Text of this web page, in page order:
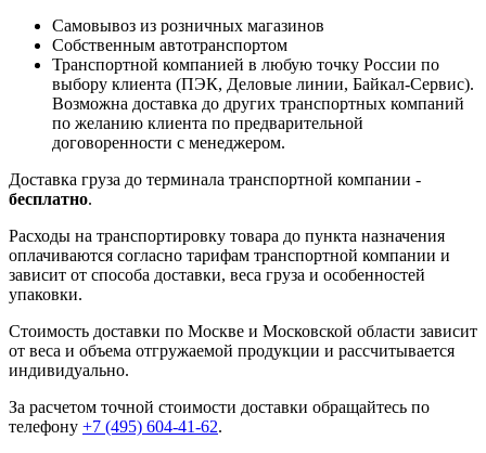
Самовывоз из розничных магазинов
Собственным автотранспортом
Транспортной компанией в любую точку России по
выбору клиента (ПЭК, Деловые линии, Байкал-Сервис).
Возможна доставка до других транспортных компаний
по желанию клиента по предварительной
договоренности с менеджером.
Доставка груза до терминала транспортной компании -
бесплатно.
Расходы на транспортировку товара до пункта назначения
оплачиваются согласно тарифам транспортной компании и
зависит от способа доставки, веса груза и особенностей
упаковки.
Стоимость доставки по Москве и Московской области зависит
от веса и объема отгружаемой продукции и рассчитывается
индивидуально.
За расчетом точной стоимости доставки обращайтесь по
телефону +7 (495) 604-41-62.